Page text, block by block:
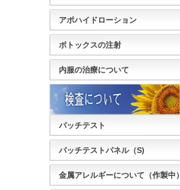
アポハイドローション
ボトックスの注射
内服の治療について
パッチテスト
パッチテストパネル（S)
金属アレルギーについて（作製中）